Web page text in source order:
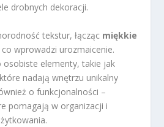
drobnych dekoracji.
tekstur, łącząc miękkie
co wprowadzi urozmaicenie.
osobiste elementy, takie jak
nadają wnętrzu unikalny
o funkcjonalności –
pomagają w organizacji i